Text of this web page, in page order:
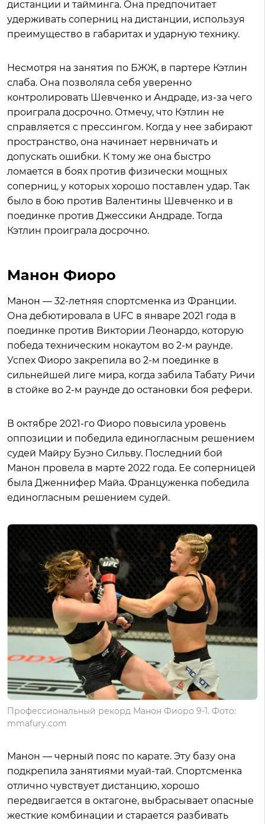
дистанции и тайминга. Она предпочитает
удерживать соперниц на дистанции, используя
преимущество в габаритах и ударную технику.
Несмотря на занятия по БЖЖ, в партере Кэтлин
слаба. Она позволяла себя уверенно
контролировать Шевченко и Андраде, из-за чего
проиграла досрочно. Отмечу, что Кэтлин не
справляется с прессингом. Когда у нее забирают
пространство, она начинает нервничать и
допускать ошибки. К тому же она быстро
ломается в боях против физически мощных
соперниц, у которых хорошо поставлен удар. Так
было в бою против Валентины Шевченко и в
поединке против Джессики Андраде. Тогда
Кэтлин проиграла досрочно.
Манон Фиоро
Манон — 32-летняя спортсменка из Франции.
Она дебютировала в UFC в январе 2021 года в
поединке против Виктории Леонардо, которую
победа техническим нокаутом во 2-м раунде.
Успех Фиоро закрепила во 2-м поединке в
сильнейшей лиге мира, когда забила Табату Ричи
в стойке во 2-м раунде до остановки боя рефери.
В октябре 2021-го Фиоро повысила уровень
оппозиции и победила единогласным решением
судей Майру Буэно Сильву. Последний бой
Манон провела в марте 2022 года. Ее соперницей
была Дженнифер Майа. Француженка победила
единогласным решением судей.
Профессиональный рекорд Манон Фиоро 9-1. Фото:
mmafury.com
Манон — черный пояс по карате. Эту базу она
подкрепила занятиями муай-тай. Спортсменка
отлично чувствует дистанцию, хорошо
передвигается в октагоне, выбрасывает опасные
жесткие комбинации и старается разбивать